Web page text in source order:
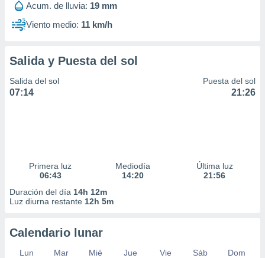
Acum. de lluvia: 19 mm
Viento medio: 11 km/h
Salida y Puesta del sol
Salida del sol
07:14
Puesta del sol
21:26
Primera luz
06:43
Mediodía
14:20
Última luz
21:56
Duración del día 14h 12m
Luz diurna restante 12h 5m
Calendario lunar
Lun Mar Mié Jue Vie Sáb
Dom